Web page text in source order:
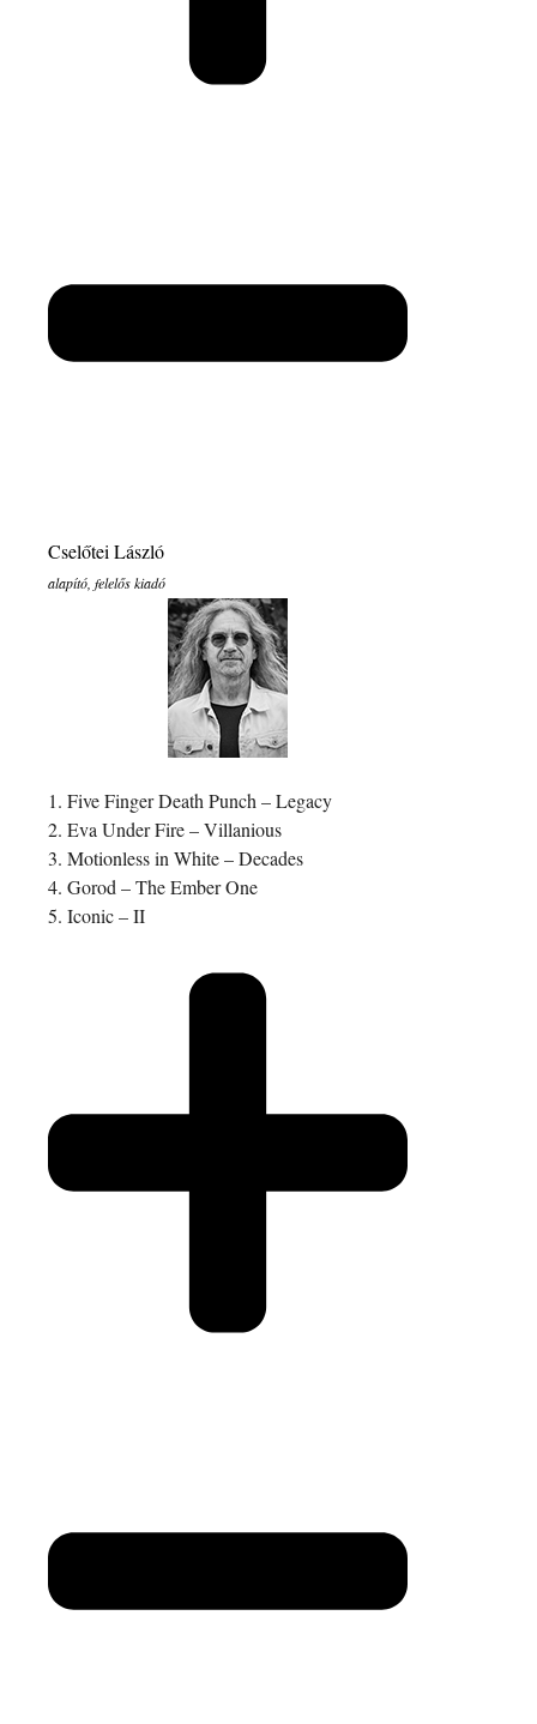
Cselőtei László
alapító, felelős kiadó
1. Five Finger Death Punch – Legacy
2. Eva Under Fire – Villanious
3. Motionless in White – Decades
4. Gorod – The Ember One
5. Iconic – II